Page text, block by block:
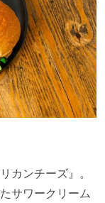
カンチーズ』。
サワークリーム